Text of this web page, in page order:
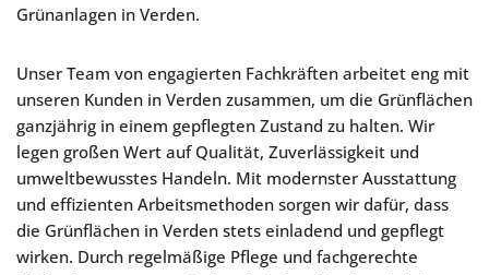
Grünanlagen in Verden.
Unser Team von engagierten Fachkräften arbeitet eng mit
unseren Kunden in Verden zusammen, um die Grünflächen
ganzjährig in einem gepflegten Zustand zu halten. Wir
legen großen Wert auf Qualität, Zuverlässigkeit und
umweltbewusstes Handeln. Mit modernster Ausstattung
und effizienten Arbeitsmethoden sorgen wir dafür, dass
die Grünflächen in Verden stets einladend und gepflegt
wirken. Durch regelmäßige Pflege und fachgerechte